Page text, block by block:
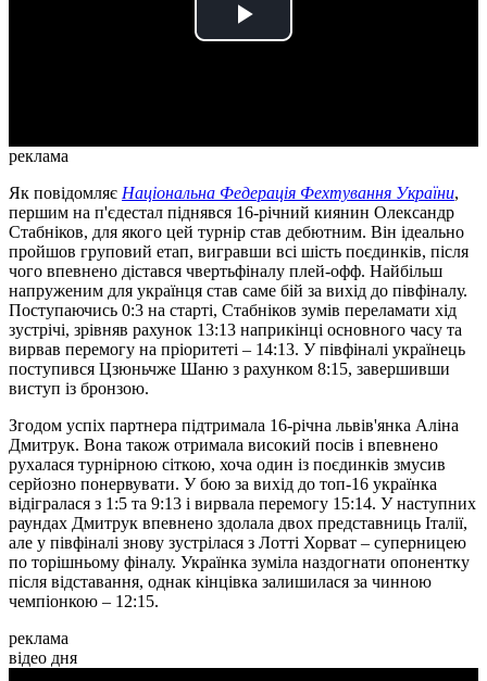
Play
реклама
Як повідомляє Національна Федерація Фехтування України,
першим на п'єдестал піднявся 16-річний киянин Олександр
Стабніков, для якого цей турнір став дебютним. Він ідеально
пройшов груповий етап, вигравши всі шість поєдинків, після
чого впевнено дістався чвертьфіналу плей-офф. Найбільш
напруженим для українця став саме бій за вихід до півфіналу.
Поступаючись 0:3 на старті, Стабніков зумів переламати хід
зустрічі, зрівняв рахунок 13:13 наприкінці основного часу та
вирвав перемогу на пріоритеті – 14:13. У півфіналі українець
поступився Цзюньчже Шаню з рахунком 8:15, завершивши
виступ із бронзою.
Згодом успіх партнера підтримала 16-річна львів'янка Аліна
Дмитрук. Вона також отримала високий посів і впевнено
рухалася турнірною сіткою, хоча один із поєдинків змусив
серйозно понервувати. У бою за вихід до топ-16 українка
відігралася з 1:5 та 9:13 і вирвала перемогу 15:14. У наступних
раундах Дмитрук впевнено здолала двох представниць Італії,
але у півфіналі знову зустрілася з Лотті Хорват – суперницею
по торішньому фіналу. Українка зуміла наздогнати опонентку
після відставання, однак кінцівка залишилася за чинною
чемпіонкою – 12:15.
реклама
відео дня